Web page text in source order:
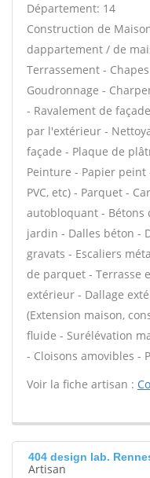
Département: 14
Construction de
dappartement / de
Terrassement -
Goudronnage -
- Ravalement de
par l'extérieur -
façade - Plaque de
Peinture - Papier peint
PVC, etc) - Parquet -
autobloquant - Bétons
jardin - Dalles béton -
gravats - Escaliers
de parquet - Terrasse
extérieur - Dallage
(Extension maison,
fluide - Surélévation
- Cloisons amovibles -
Voir la fiche artisan :
404 design lab.
Artisan